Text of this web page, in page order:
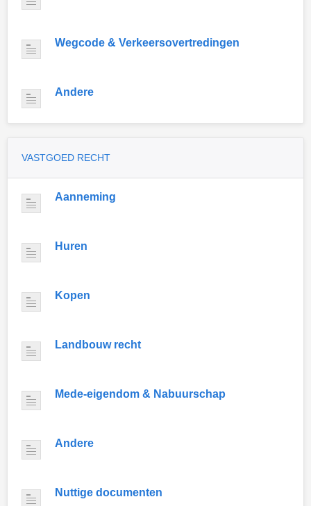
Wegcode & Verkeersovertredingen
Andere
VASTGOED RECHT
Aanneming
Huren
Kopen
Landbouw recht
Mede-eigendom & Nabuurschap
Andere
Nuttige documenten